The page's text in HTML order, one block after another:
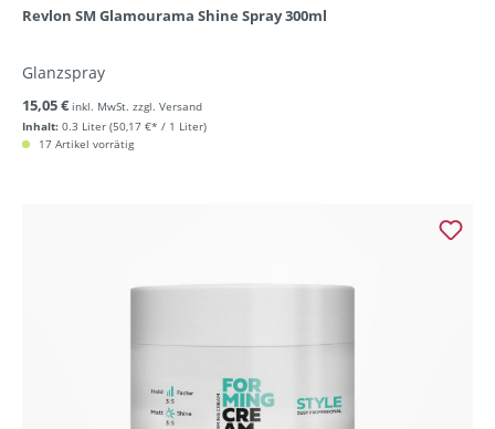
Revlon SM Glamourama Shine Spray 300ml
Glanzspray
Inhalt: 0.3 Liter (50,17 €* / 1 Liter)
15,05 € inkl. MwSt. zzgl. Versand
17 Artikel vorrätig